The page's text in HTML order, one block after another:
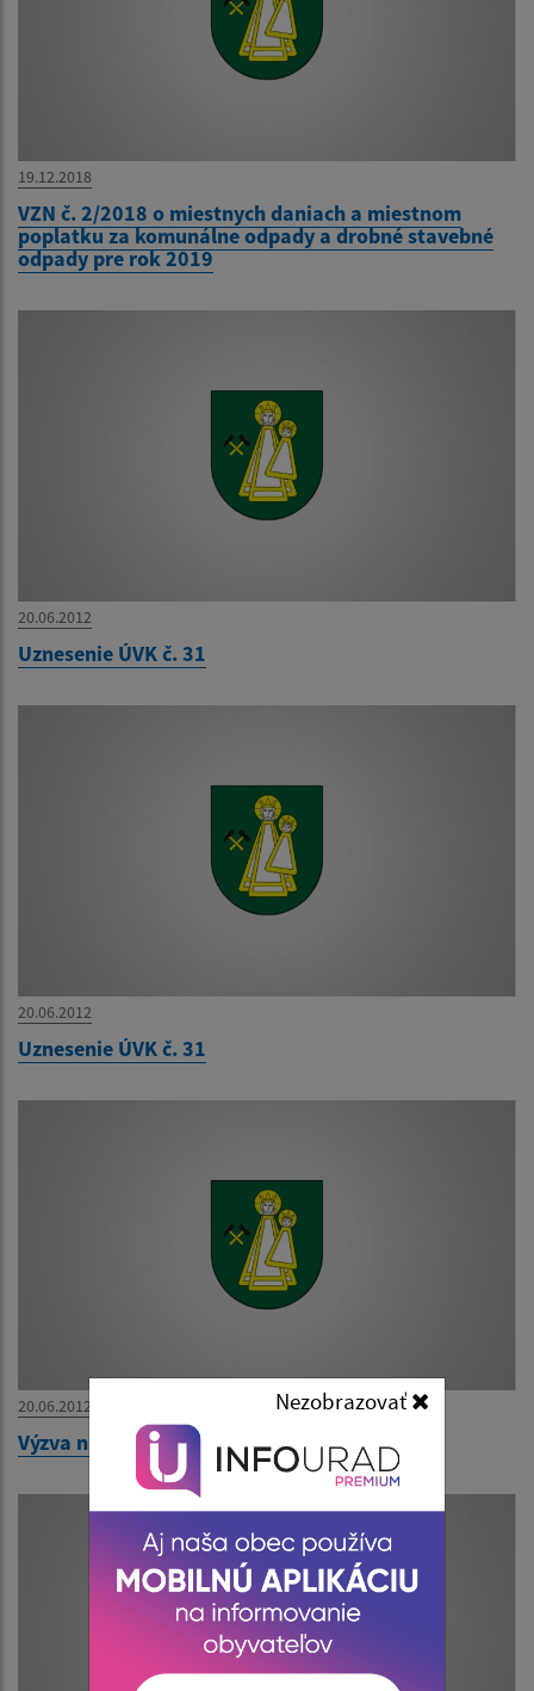
Nezobrazovať
19.12.2018
VZN č. 2/2018 o miestnych daniach a miestnom
poplatku za komunálne odpady a drobné stavebné
odpady pre rok 2019
20.06.2012
Uznesenie ÚVK č. 31
20.06.2012
Uznesenie ÚVK č. 31
20.06.2012
Výzva na predloženie ponuky